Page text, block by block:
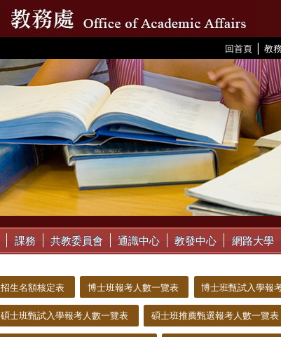
回首頁 | 教
課務 共教委員會 通識中心 教發中心 網路大學
招生名額核定表 博士班報考人數一覽表 博士班甄試入學報
碩士班甄試入學報考人數一覽表 碩士班推薦甄選報考人數一覽表